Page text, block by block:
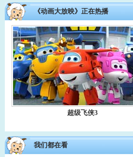
《动画大放映》正在热播
超级飞侠3
我们都在看